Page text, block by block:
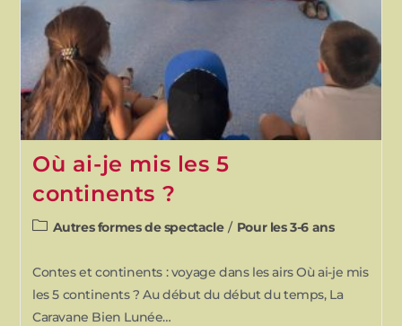
Où ai-je mis les 5
continents ?
Autres formes de spectacle / Pour les 3-6 ans
Contes et continents : voyage dans les airs Où ai-je mis
les 5 continents ? Au début du début du temps, La
Caravane Bien Lunée…